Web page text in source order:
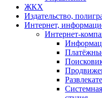
ЖКХ
Издательство,
Интернет,
Интернет-